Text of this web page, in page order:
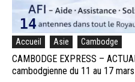
Accueil Asie Cambodge
CAMBODGE EXPRESS –
cambodgienne du 11 au 17